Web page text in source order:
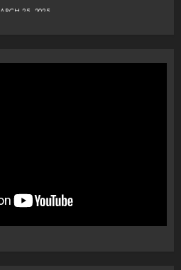
25, 2025
Joana Nano për
me fondet publike dhe
të pajustifikuar